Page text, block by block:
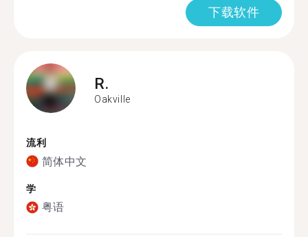
下载软件
R.
Oakville
流利
简体中文
学
粤语